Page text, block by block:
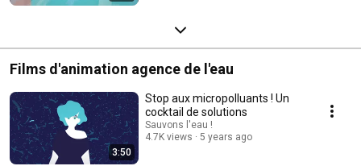
Films d'animation agence de l'eau
3:50
Stop aux micropolluants ! Un
cocktail de solutions
Sauvons l'eau !
4.7K views
5 years ago